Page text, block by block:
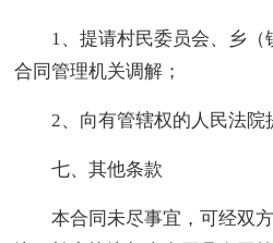
1、提请村民委员会、乡
合同管理机关调解；
2、向有管辖权的人民法院
七、其他条款
本合同未尽事宜，可经双